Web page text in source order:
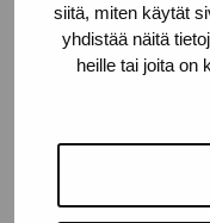
siitä, miten käytät
yhdistää näitä
heille tai joita on
+358 (0)50 371 6339